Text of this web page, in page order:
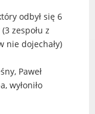
odbył się 6
zespołu z
nie dojechały)
Paweł
wyłoniło